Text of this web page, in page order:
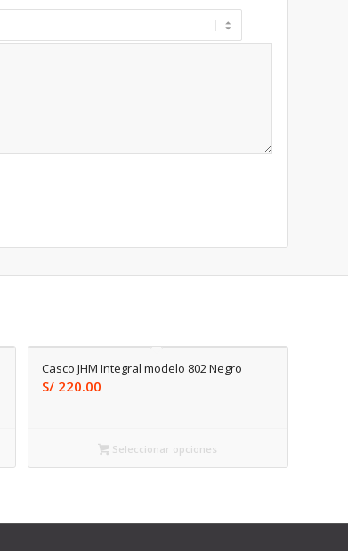
Casco JHM Integral modelo 802 Negro
S/220.00
Seleccionar opciones